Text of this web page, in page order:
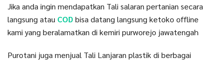
Jika anda ingin mendapatkan Tali salaran pertanian secara
langsung atau COD bisa datang langsung ketoko offline
kami yang beralamatkan di kemiri purworejo jawatengah
Purotani juga menjual Tali Lanjaran plastik di berbagai